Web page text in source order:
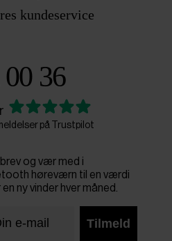
kundeservice
36
på Trustpilot
og vær med i
høreværn til en værdi
ny vinder hver måned.
Tilmeld